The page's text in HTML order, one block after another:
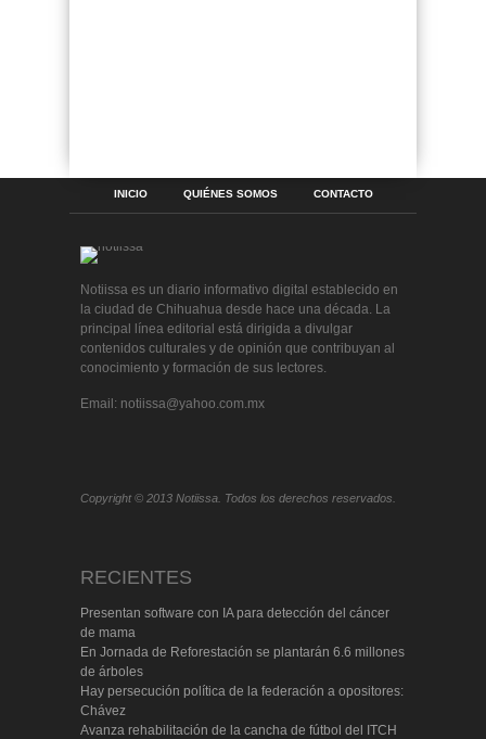
INICIO QUIÉNES SOMOS CONTACTO
Notiissa es un diario informativo digital establecido en
la ciudad de Chihuahua desde hace una década. La
principal línea editorial está dirigida a divulgar
contenidos culturales y de opinión que contribuyan al
conocimiento y formación de sus lectores.
Email: notiissa@yahoo.com.mx
Copyright © 2013 Notiissa. Todos los derechos reservados.
RECIENTES
Presentan software con IA para detección del cáncer
de mama
En Jornada de Reforestación se plantarán 6.6 millones
de árboles
Hay persecución política de la federación a opositores:
Chávez
Avanza rehabilitación de la cancha de fútbol del ITCH